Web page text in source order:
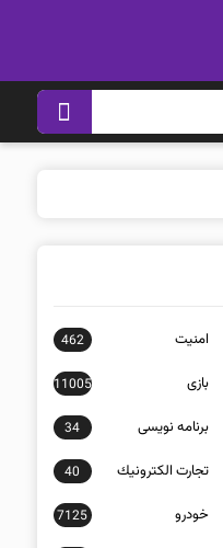
امنيت 462
بازی 11005
برنامه نويسی 34
تجارت الكترونيك 40
خودرو 7125